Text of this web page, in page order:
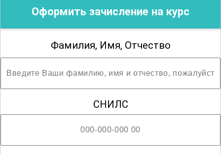
Оформить зачисление на курс
Фамилия, Имя, Отчество
СНИЛС